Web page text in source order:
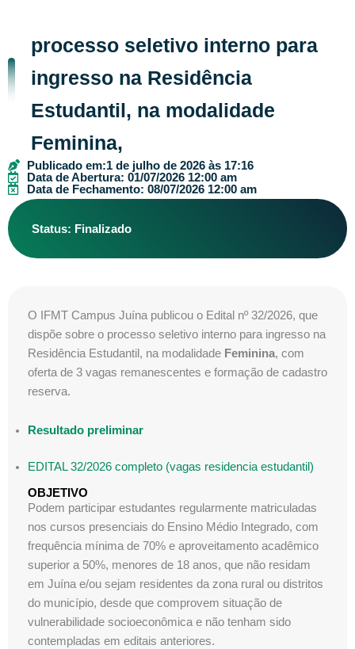
processo seletivo interno para
ingresso na Residência
Estudantil, na modalidade
Feminina,
Publicado em:1 de julho de 2026 às 17:16
Data de Abertura: 01/07/2026 12:00 am
Data de Fechamento: 08/07/2026 12:00 am
Status: Finalizado
O IFMT Campus Juína publicou o Edital nº 32/2026, que
dispõe sobre o processo seletivo interno para ingresso na
Residência Estudantil, na modalidade Feminina, com
oferta de 3 vagas remanescentes e formação de cadastro
reserva.
Resultado preliminar
EDITAL 32/2026 completo (vagas residencia estudantil)
OBJETIVO
Podem participar estudantes regularmente matriculadas
nos cursos presenciais do Ensino Médio Integrado, com
frequência mínima de 70% e aproveitamento acadêmico
superior a 50%, menores de 18 anos, que não residam
em Juína e/ou sejam residentes da zona rural ou distritos
do município, desde que comprovem situação de
vulnerabilidade socioeconômica e não tenham sido
contempladas em editais anteriores.